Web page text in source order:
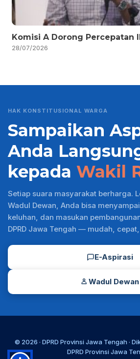
Komisi A Dorong Percepatan
28/07/2026
HAK KONSTITUSIONAL WARGA
Sampaikan
Anda
kepada Wakil
Setiap suara masyarakat berharga.
Wadul Dewan, Anda bisa
keluhan, dan masukan
DPRD Jawa Tengah — mudah,
E-Aspirasi
Wadul Dewan
© 2026 · DPRD Provinsi Jawa Tengah ·
DPRD Provinsi Jawa